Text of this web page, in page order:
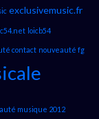
exclusivemusic.fr
loicb54
contact nouveauté fg
musique 2012